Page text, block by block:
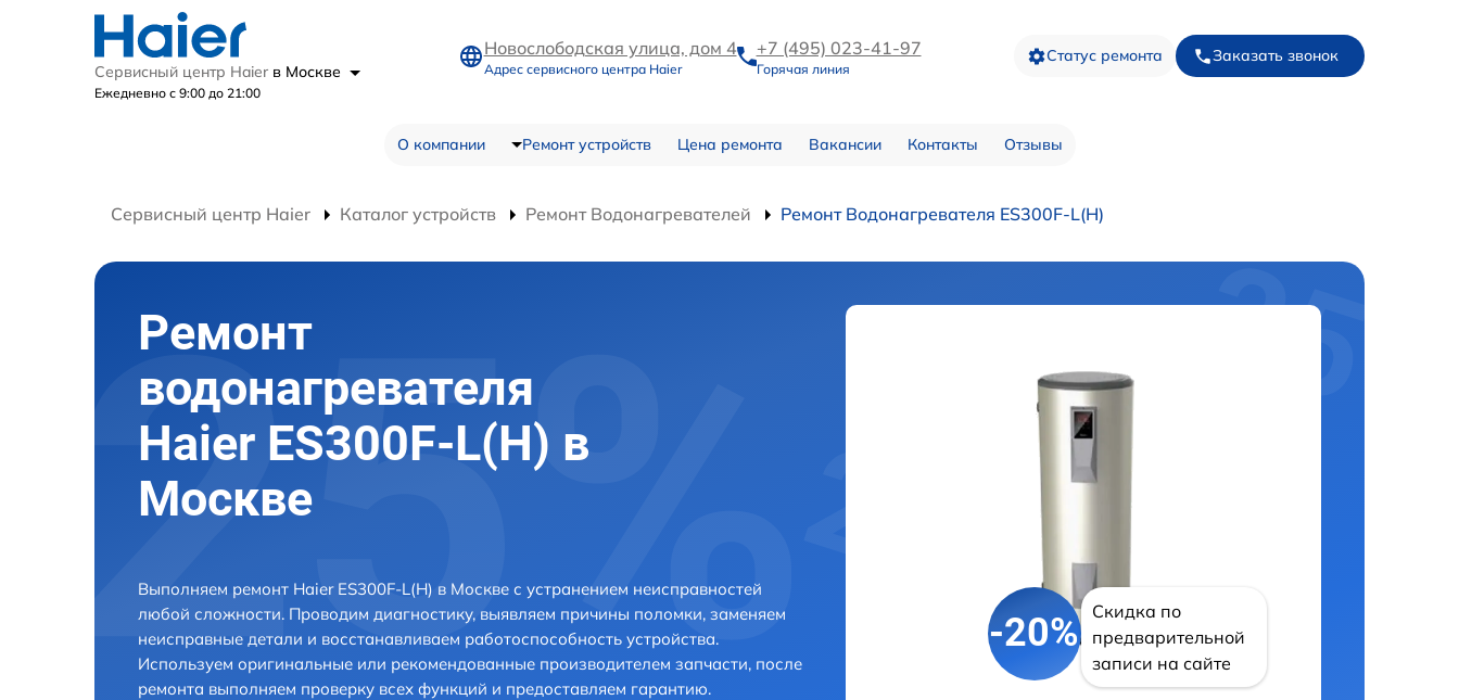
Сервисный центр Haier в Москве
Ежедневно с 9:00 до 21:00
Новослободская улица, дом 4
Адрес сервисного центра Haier
+7 (495) 023-41-97
Горячая линия
Статус ремонта Заказать звонок
О компании Ремонт устройств Цена ремонта Вакансии Контакты Отзывы
Сервисный центр Haier Каталог устройств Ремонт Водонагревателей Ремонт Водонагревателя ES300F-L(H)
Ремонт
водонагревателя
Haier ES300F-L(H) в
Москве
Выполняем ремонт Haier ES300F-L(H) в Москве с устранением неисправностей
любой сложности. Проводим диагностику, выявляем причины поломки, заменяем
неисправные детали и восстанавливаем работоспособность устройства.
Используем оригинальные или рекомендованные производителем запчасти, после
ремонта выполняем проверку всех функций и предоставляем гарантию.
-20%
Скидка по
предварительной
записи на сайте